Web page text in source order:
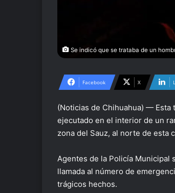
Se indicó que se trataba de un
Facebook X
(Noticias de Chihuahua) —
ejecutado en el interior de un
zona del Sauz, al norte de esta
Agentes de la Policía Municipal
llamada al número de
trágicos hechos.